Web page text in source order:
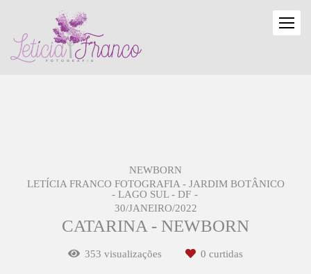
NEWBORN
LETÍCIA FRANCO FOTOGRAFIA - JARDIM BOTÂNICO
- LAGO SUL - DF
30/JANEIRO/2022
CATARINA - NEWBORN
353 visualizações 0 curtidas